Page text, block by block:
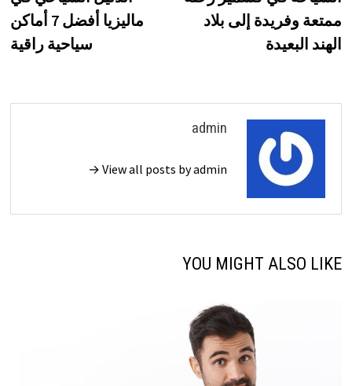
المقالات
ممتعة وفريدة إلى بلاد
الهند البعيدة
ماليزيا أفضل 7 أماكن
سياحية راقية
admin
View all posts by admin →
YOU MIGHT ALSO LIKE